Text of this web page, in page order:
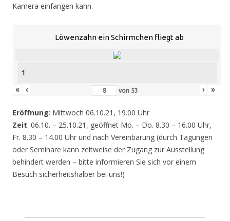
Kamera einfangen kann.
Löwenzahn ein Schirmchen fliegt ab
1
«
‹ von 53 › »
Eröffnung: Mittwoch 06.10.21, 19.00 Uhr
Zeit: 06.10. – 25.10.21, geöffnet Mo. – Do. 8.30 – 16.00 Uhr,
Fr. 8.30 – 14.00 Uhr und nach Vereinbarung (durch Tagungen
oder Seminare kann zeitweise der Zugang zur Ausstellung
behindert werden – bitte informieren Sie sich vor einem
Besuch sicherheitshalber bei uns!)